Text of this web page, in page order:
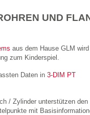
UND
aus dem Hause GLM wird
zum Kinderspiel.
Daten in 3-DIM PT
/ Zylinder unterstützen den
mit